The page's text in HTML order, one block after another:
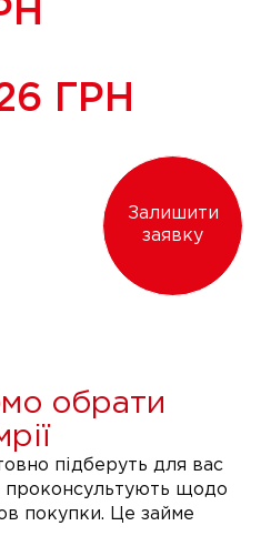
ГРН
Залишити
заявку
обрати
підберуть для вас
проконсультують щодо
покупки. Це займе